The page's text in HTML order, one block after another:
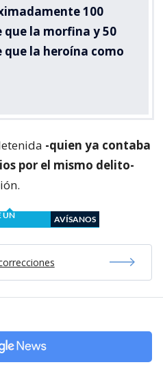
100
que la morfina y 50
que la heroína como
-quien ya contaba
por el mismo delito-
UN
AVÍSANOS